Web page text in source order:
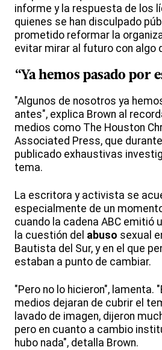
informe y la respuesta de los
quienes se han disculpado
prometido reformar la
evitar mirar al futuro con algo
“Ya hemos pasado por
"Algunos de nosotros ya
antes", explica Brown al
medios como The Houston
Associated Press, que
publicado exhaustivas
tema.
La escritora y activista se
especialmente de un
cuando la cadena ABC emitió
la cuestión del abuso sexual
Bautista del Sur, y en el que
estaban a punto de cambiar.
"Pero no lo hicieron", lamenta.
medios dejaran de cubrir el
lavado de imagen, dijeron
pero en cuanto a cambio
hubo nada", detalla Brown.